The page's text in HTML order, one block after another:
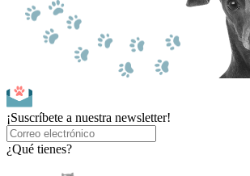
¡Suscríbete a nuestra newsletter!
¿Qué tienes?